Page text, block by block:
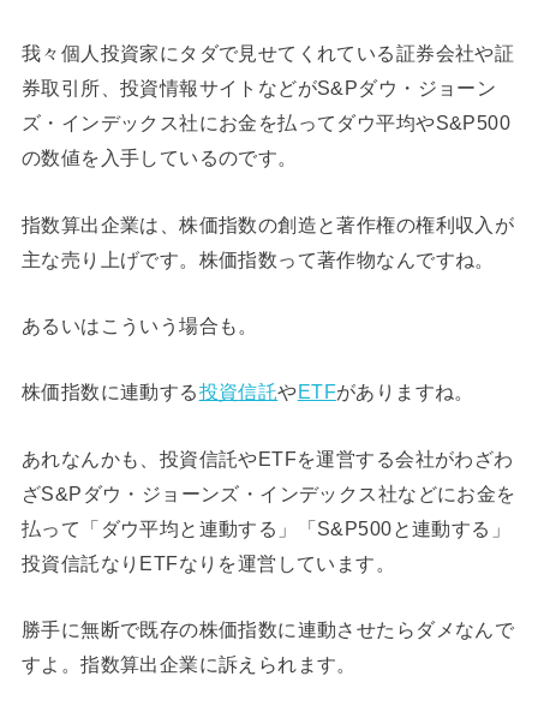
我々個人投資家にタダで見せてくれている証券会社や証
券取引所、投資情報サイトなどがS&Pダウ・ジョーン
ズ・インデックス社にお金を払ってダウ平均やS&P500
の数値を入手しているのです。
指数算出企業は、株価指数の創造と著作権の権利収入が
主な売り上げです。株価指数って著作物なんですね。
あるいはこういう場合も。
株価指数に連動する投資信託やETFがありますね。
あれなんかも、投資信託やETFを運営する会社がわざわ
ざS&Pダウ・ジョーンズ・インデックス社などにお金を
払って「ダウ平均と連動する」「S&P500と連動する」
投資信託なりETFなりを運営しています。
勝手に無断で既存の株価指数に連動させたらダメなんで
すよ。指数算出企業に訴えられます。